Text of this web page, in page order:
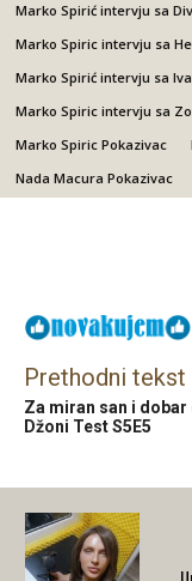
Marko Spirić intervju sa
Marko Spiric intervju sa
Marko Spirić intervju sa
Marko Spiric intervju sa
Marko Spiric Pokazivac
Nada Macura Pokazivac
Prethodni tekst
Za miran san i dobar
Džoni Test S5E5